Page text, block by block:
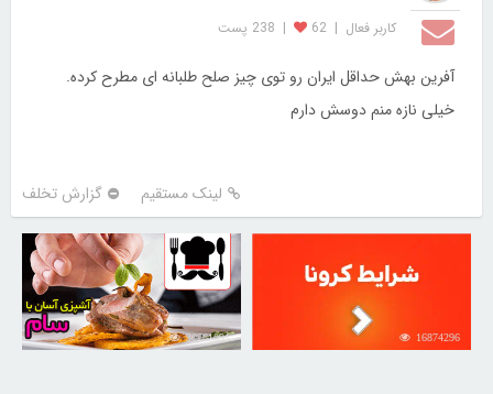
کاربر فعال |
62
| 238 پست
آفرین بهش حداقل ایران رو توی چیز صلح طلبانه ای مطرح کرده.
خیلی نازه منم دوسش دارم
لینک مستقیم گزارش تخلف
16874296
30261091